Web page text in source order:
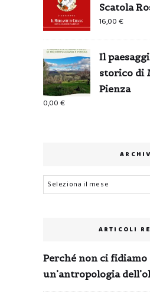
Scatola
16,00€
Il
storico di
Pienza
0,00€
Archivi
ARTICOLI
Perché non ci fidiamo
un’antropologia